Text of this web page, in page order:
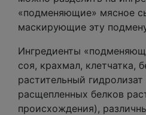
«подменяющие» мясное
маскирующие эту
Ингредиенты
соя, крахмал, клетчатка,
растительный
расщепленных белков
происхождения),